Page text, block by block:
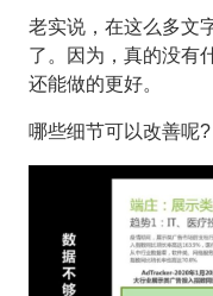
老实说，在这么多文
了。因为，真的没有
还能做的更好。
哪些细节可以改善呢?